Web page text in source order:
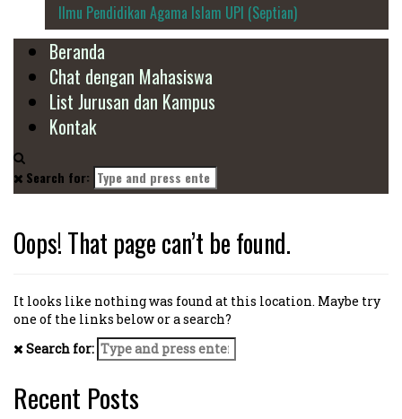
Ilmu Pendidikan Agama Islam UPI (Septian)
Beranda
Chat dengan Mahasiswa
List Jurusan dan Kampus
Kontak
Search for:
Oops! That page can’t be found.
It looks like nothing was found at this location. Maybe try
one of the links below or a search?
Search for:
Recent Posts